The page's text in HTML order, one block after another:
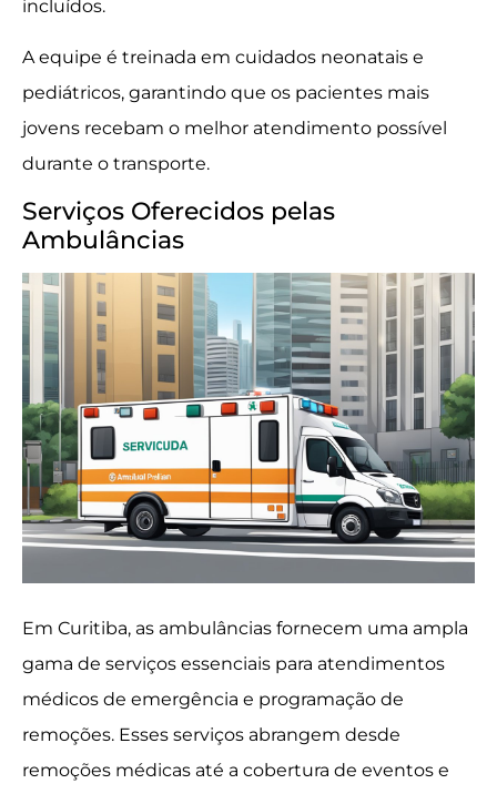
incluídos.
A equipe é treinada em cuidados neonatais e
pediátricos, garantindo que os pacientes mais
jovens recebam o melhor atendimento possível
durante o transporte.
Serviços Oferecidos pelas
Ambulâncias
Em Curitiba, as ambulâncias fornecem uma ampla
gama de serviços essenciais para atendimentos
médicos de emergência e programação de
remoções. Esses serviços abrangem desde
remoções médicas até a cobertura de eventos e